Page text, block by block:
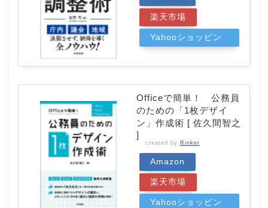
楽天市場
Yahooショッピン
Officeで簡単！ 公務員
のための「1枚デザイ
ン」作成術 [ 佐久間智之
]
created by Rinker
Amazon
楽天市場
Yahooショッピン